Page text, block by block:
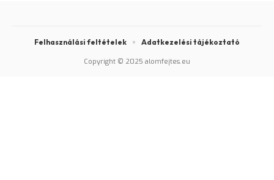
Copyright © 2025 alomfejtes.eu
Felhasználási feltételek Adatkezelési tájékoztató